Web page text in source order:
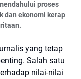
proses
dan ekonomi kerap
yang tetap
Salah satu
nilai-nilai